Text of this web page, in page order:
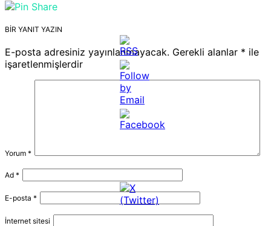
BIR YANIT YAZIN
E-posta adresiniz yayınlanmayacak. Gerekli alanlar * ile
işaretlenmişlerdir
Yorum *
Ad *
E-posta *
İnternet sitesi